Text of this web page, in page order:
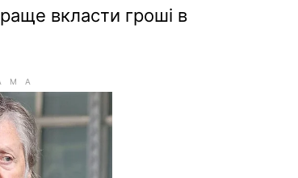
вкласти гроші в